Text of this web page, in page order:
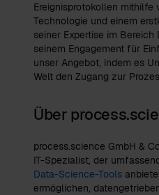
Ereignisprotokollen mithilfe
Technologie und einem
seiner Expertise im Bereich
seinem Engagement für
unser Angebot, indem es
Welt den Zugang zur
Über
process.science GmbH &
IT-Spezialist, der
Data-Science-Tools
ermöglichen,